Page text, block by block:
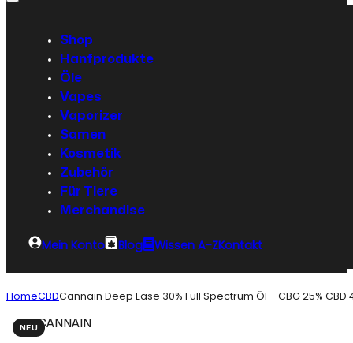
Shop
Hanfprodukte
Öle
Vapes
Vaporizer
Samen
Kosmetik
Zubehör
Für Tiere
Merchandise
Mein Konto Blog Wissen A-ZKontakt
HomeCBDCannain Deep Ease 30% Full Spectrum Öl – CBG 25% CBD
NEU CANNAIN